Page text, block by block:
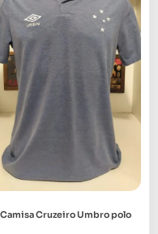
Camisa Cruzeiro Umbro polo